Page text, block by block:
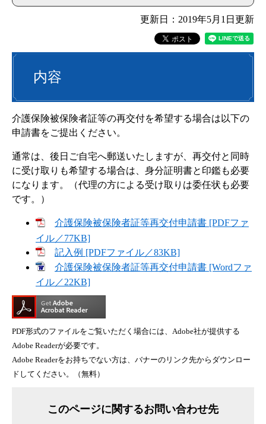
更新日：2019年5月1日更新
内容
介護保険被保険者証等の再交付を希望する場合は以下の
申請書をご提出ください。
通常は、後日ご自宅へ郵送いたしますが、再交付と同時
に受け取りも希望する場合は、身分証明書と印鑑も必要
になります。（代理の方による受け取りは委任状も必要
です。）
介護保険被保険者証等再交付申請書 [PDFファ
イル／77KB]
記入例 [PDFファイル／83KB]
介護保険被保険者証等再交付申請書 [Wordファ
イル／22KB]
PDF形式のファイルをご覧いただく場合には、Adobe社が提供する
Adobe Readerが必要です。
Adobe Readerをお持ちでない方は、バナーのリンク先からダウンロー
ドしてください。（無料）
このページに関するお問い合わせ先